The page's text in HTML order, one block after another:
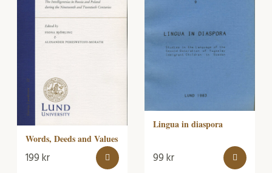
Words, Deeds and Values
199kr
Lingua in diaspora
99kr